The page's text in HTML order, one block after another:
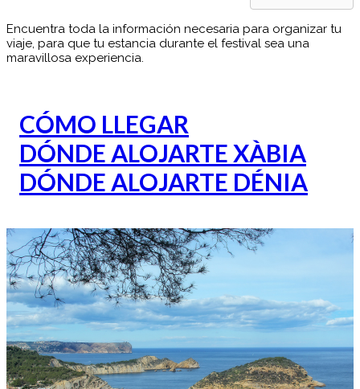
Encuentra toda la información necesaria para organizar tu
viaje, para que tu estancia durante el festival sea una
maravillosa experiencia.
CÓMO LLEGAR
DÓNDE ALOJARTE XÀBIA
DÓNDE ALOJARTE DÉNIA